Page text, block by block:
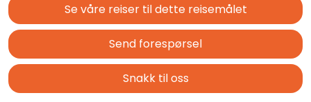
Se våre reiser til dette reisemålet
Send forespørsel
Snakk til oss